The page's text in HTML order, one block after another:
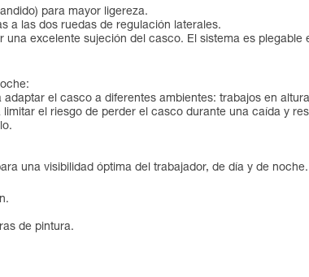
para mayor ligereza.
a las dos ruedas de regulación laterales.
excelente sujeción del casco. El sistema es
el casco a diferentes ambientes: trabajos en
el riesgo de perder el casco durante una caída y
una visibilidad óptima del trabajador, de día y de noche.
de pintura.